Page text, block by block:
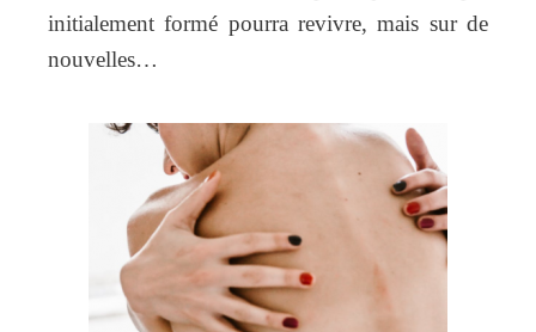
initialement formé pourra revivre, mais sur de
nouvelles…